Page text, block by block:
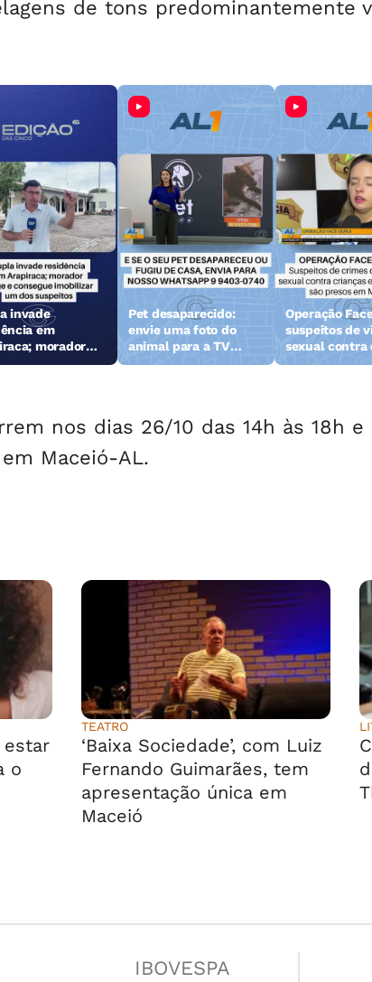
de tons predominantemente
invade
em
morador
e consegue
Pet desaparecido:
envie uma foto do
animal para a TV
Gazeta
Operação
suspeitos de
sexual contra
e
nos dias 26/10 das 14h às 18h e
Maceió-AL.
estar
o
TEATRO
‘Baixa Sociedade’, com Luiz
Fernando Guimarães, tem
apresentação única em
Maceió
IBOVESPA